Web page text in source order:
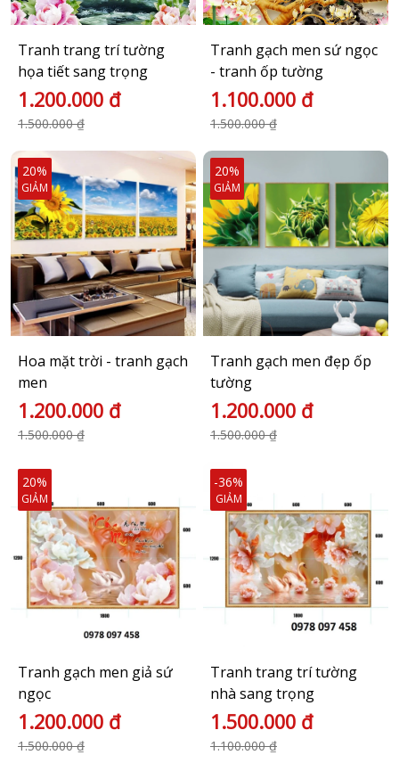
Tranh trang trí tường
họa tiết sang trọng
1.200.000 đ
1.500.000 ₫
Tranh gạch men sứ ngọc
- tranh ốp tường
1.100.000 đ
1.500.000 ₫
Hoa mặt trời - tranh gạch
men
1.200.000 đ
1.500.000 ₫
20%
GIẢM
Tranh gạch men đẹp ốp
tường
1.200.000 đ
1.500.000 ₫
20%
GIẢM
Tranh gạch men giả sứ
ngọc
1.200.000 đ
1.500.000 ₫
20%
GIẢM
Tranh trang trí tường
nhà sang trọng
1.500.000 đ
1.100.000 ₫
-36%
GIẢM